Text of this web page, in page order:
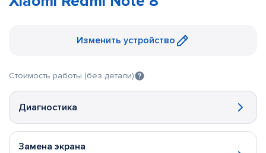
Изменить устройство
Стоимость работы (без детали)
Диагностика
Замена экрана